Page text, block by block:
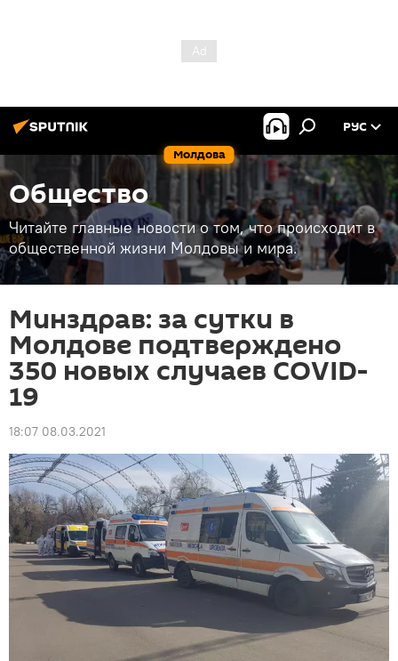
Молдова
РУС
Общество
Читайте главные новости о том, что происходит в
общественной жизни Молдовы и мира.
Минздрав: за сутки в
Молдове подтверждено
350 новых случаев COVID-
19
18:07 08.03.2021